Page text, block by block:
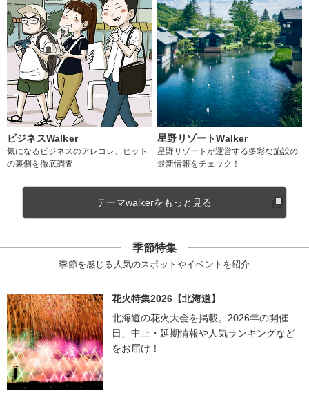
ビジネスWalker
気になるビジネスのアレコレ、ヒット
の裏側を徹底調査
星野リゾートWalker
星野リゾートが運営する多彩な施設の
最新情報をチェック！
テーマwalkerをもっと見る
季節特集
季節を感じる人気のスポットやイベントを紹介
花火特集2026【北海道】
北海道の花火大会を掲載。2026年の開催
日、中止・延期情報や人気ランキングなど
をお届け！